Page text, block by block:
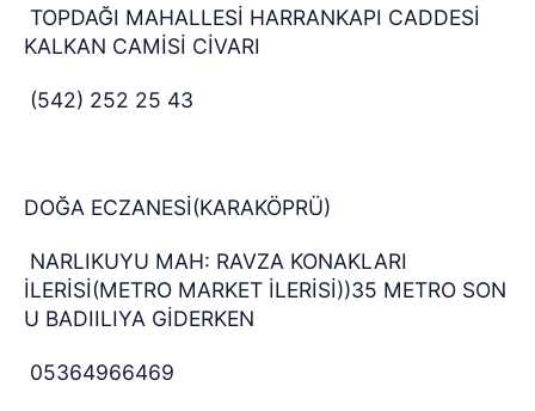
TOPDAĞI MAHALLESİ HARRANKAPI CADDESİ
KALKAN CAMİSİ CİVARI
(542) 252 25 43
DOĞA ECZANESİ(KARAKÖPRÜ)
NARLIKUYU MAH: RAVZA KONAKLARI
İLERİSİ(METRO MARKET İLERİSİ))35 METRO SON
U BADIILIYA GİDERKEN
05364966469